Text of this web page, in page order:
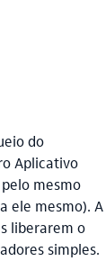
do
Aplicativo
mesmo
ele mesmo). A
liberarem o
simples.